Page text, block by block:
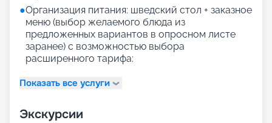
●Организация питания: шведский стол + заказное
меню (выбор желаемого блюда из
предложенных вариантов в опросном листе
заранее) с возможностью выбора
расширенного тарифа:
Показать все услуги
Экскурсии